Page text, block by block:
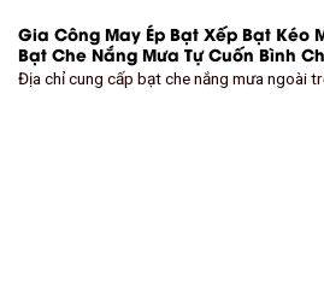
Gia Công May Ép Bạt Xếp Bạt Kéo
Bạt Che Nắng Mưa Tự Cuốn Bình
Địa chỉ cung cấp bạt che nắng mưa ngoài